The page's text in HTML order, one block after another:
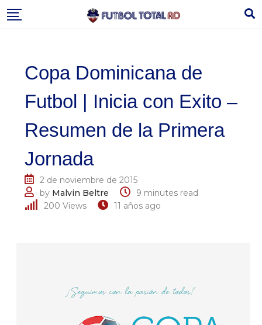
to
Copa Dominicana de
Futbol | Inicia con Exito –
Resumen de la Primera
Jornada
2 de noviembre de 2015
by Malvin Beltre
9 minutes read
200 Views 11 años ago